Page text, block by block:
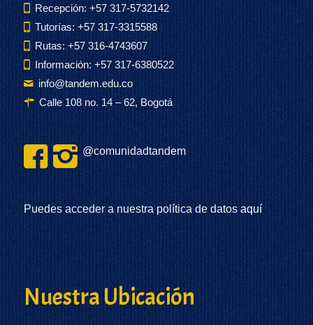
Recepción: +57 317-5732142
Tutorías: +57 317-3315588
Rutas: +57 316-4743607
Información: +57 317-6380522
info@tandem.edu.co
Calle 108 no. 14 – 62, Bogotá
@comunidadtandem
Puedes acceder a nuestra política de datosaquí
Nuestra Ubicación